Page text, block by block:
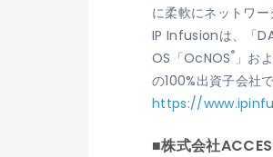
に柔軟にネットワ
IP Infusionは、「
OS「OcNOS®」お
の100%出資子会社で
https://
■株式会社